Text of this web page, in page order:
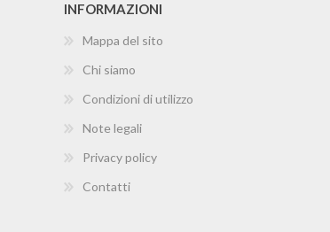
INFORMAZIONI
Mappa del sito
Chi siamo
Condizioni di utilizzo
Note legali
Privacy policy
Contatti